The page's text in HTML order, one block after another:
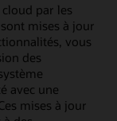
par les
sont mises à jour
vous
des
avec une
mises à jour